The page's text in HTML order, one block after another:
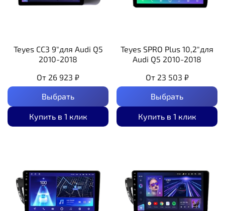
Teyes CC3 9"для Audi Q5
2010-2018
От 26 923 ₽
Выбрать
Купить в 1 клик
Teyes SPRO Plus 10,2"для
Audi Q5 2010-2018
От 23 503 ₽
Выбрать
Купить в 1 клик